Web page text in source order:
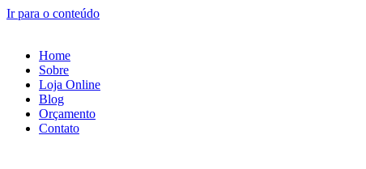
Ir para o conteúdo
Home
Sobre
Loja Online
Blog
Orçamento
Contato